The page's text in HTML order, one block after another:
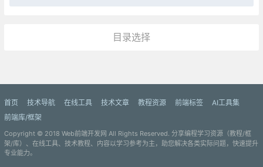
目录选择
首页 技术导航 在线工具 技术文章 教程资源 前端标签
AI工具集
前端库/框架